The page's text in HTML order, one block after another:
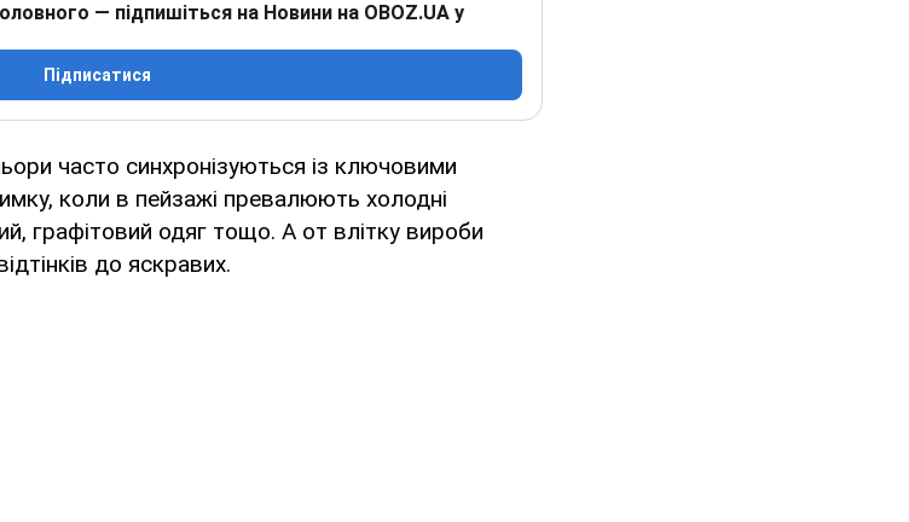
— підпишіться на Новини на OBOZ.UA у
Підписатися
часто синхронізуються із ключовими
коли в пейзажі превалюють холодні
графітовий одяг тощо. А от влітку вироби
до яскравих.